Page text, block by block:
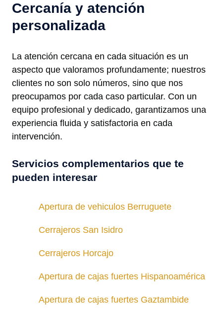
Cercanía y atención
personalizada
La atención cercana en cada situación es un
aspecto que valoramos profundamente; nuestros
clientes no son solo números, sino que nos
preocupamos por cada caso particular. Con un
equipo profesional y dedicado, garantizamos una
experiencia fluida y satisfactoria en cada
intervención.
Servicios complementarios que te
pueden interesar
Apertura de vehiculos Berruguete
Cerrajeros San Isidro
Cerrajeros Horcajo
Apertura de cajas fuertes Hispanoamérica
Apertura de cajas fuertes Gaztambide